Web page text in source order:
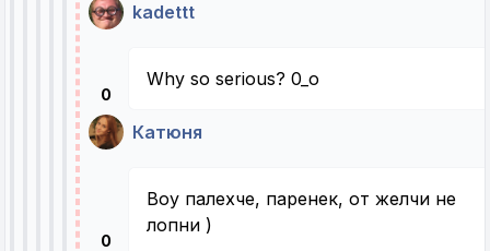
kadettt
0
Why so serious? 0_о
Катюня
0
Воу палехче, паренек, от желчи не
лопни )